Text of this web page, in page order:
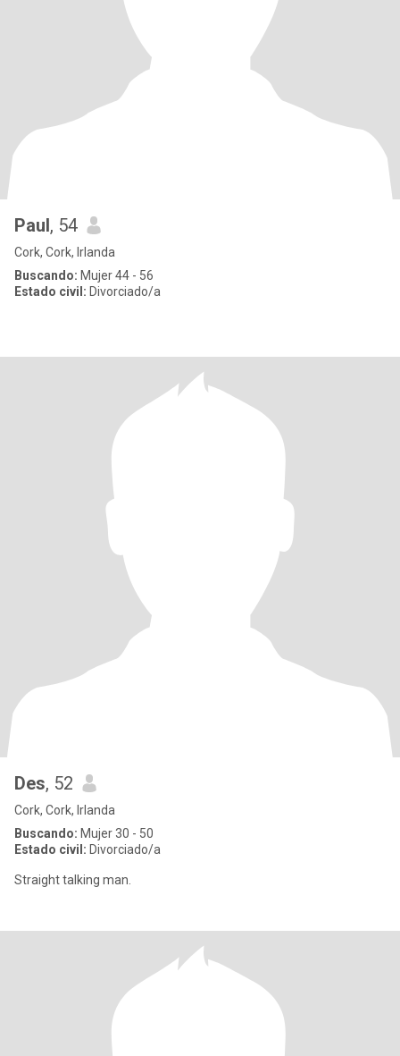
Paul, 54
Cork, Cork, Irlanda
Buscando: Mujer 44 - 56
Estado civil: Divorciado/a
Des, 52
Cork, Cork, Irlanda
Buscando: Mujer 30 - 50
Estado civil: Divorciado/a
Straight talking man.